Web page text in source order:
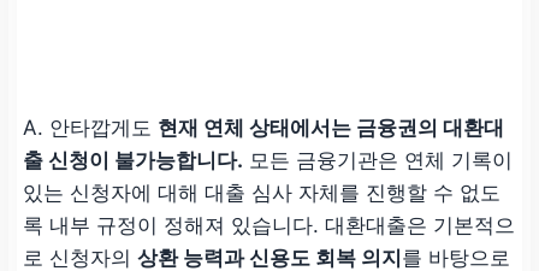
A. 안타깝게도 현재 연체 상태에서는 금융권의 대환대
출 신청이 불가능합니다. 모든 금융기관은 연체 기록이
있는 신청자에 대해 대출 심사 자체를 진행할 수 없도
록 내부 규정이 정해져 있습니다. 대환대출은 기본적으
로 신청자의 상환 능력과 신용도 회복 의지를 바탕으로